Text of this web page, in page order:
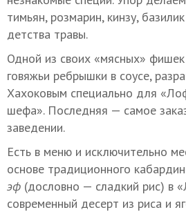
тимьян, розмарин, кинзу,
детства травы.
Одной из своих «мясных»
говяжьи ребрышки в соусе,
Хахоковым специально для
шефа». Последняя — самое
заведении.
Есть в меню и исключительно
основе традиционного
эф (дословно — сладкий рис) в
современный десерт из риса и